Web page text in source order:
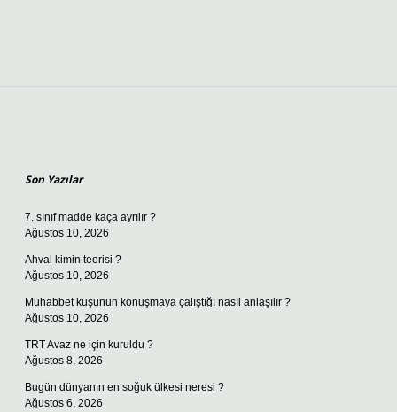
Son Yazılar
7. sınıf madde kaça ayrılır ?
Ağustos 10, 2026
Ahval kimin teorisi ?
Ağustos 10, 2026
Muhabbet kuşunun konuşmaya çalıştığı nasıl anlaşılır ?
Ağustos 10, 2026
TRT Avaz ne için kuruldu ?
Ağustos 8, 2026
Bugün dünyanın en soğuk ülkesi neresi ?
Ağustos 6, 2026